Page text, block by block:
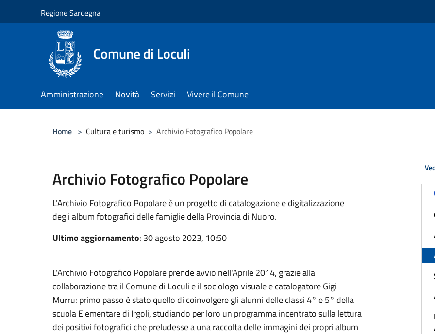
Regione Sardegna
Comune di Loculi
Amministrazione Novità Servizi Vivere il Comune
Home > Cultura e turismo > Archivio Fotografico Popolare
Archivio Fotografico Popolare
L'Archivio Fotografico Popolare è un progetto di catalogazione e digitalizzazione
degli album fotografici delle famiglie della Provincia di Nuoro.
Ultimo aggiornamento: 30 agosto 2023, 10:50
L'Archivio Fotografico Popolare prende avvio nell'Aprile 2014, grazie alla
collaborazione tra il Comune di Loculi e il sociologo visuale e catalogatore Gigi
Murru: primo passo è stato quello di coinvolgere gli alunni delle classi 4° e 5° della
scuola Elementare di Irgoli, studiando per loro un programma incentrato sulla lettura
dei positivi fotografici che preludesse a una raccolta delle immagini dei propri album